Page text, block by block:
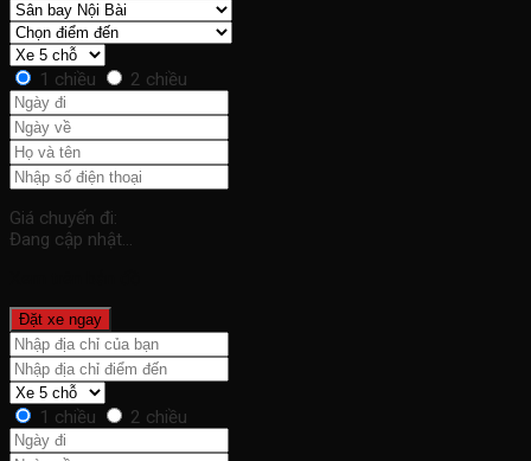
1 chiều 2 chiều
Giá chuyến đi:
Đang cập nhật...
Đặt xe ngay
1 chiều 2 chiều